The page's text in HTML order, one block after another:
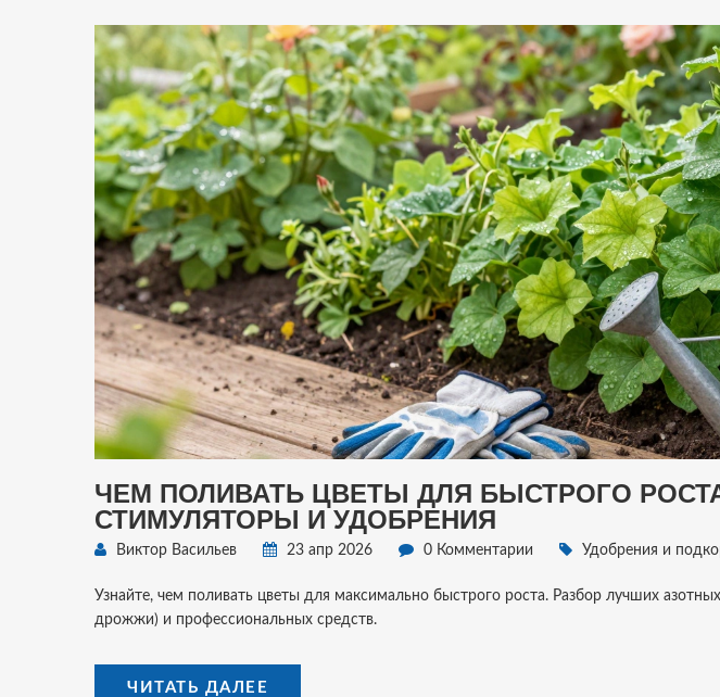
ЧЕМ ПОЛИВАТЬ ЦВЕТЫ ДЛЯ БЫСТРОГО
СТИМУЛЯТОРЫ И УДОБРЕНИЯ
Виктор Васильев 23 апр 2026 0 Комментарии Удобрения и
Узнайте, чем поливать цветы для максимально быстрого роста. Разбор лучших
дрожжи) и профессиональных средств.
ЧИТАТЬ ДАЛЕЕ